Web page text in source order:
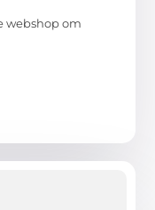
webshop om